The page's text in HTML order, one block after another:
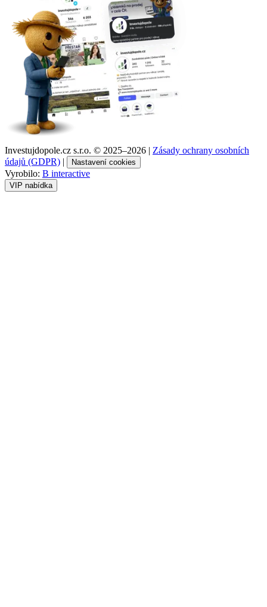
Investujdopole.cz s.r.o. © 2025–2026 | Zásady ochrany osobních
údajů (GDPR) | Nastavení cookies
Vyrobilo: B interactive
VIP nabídka